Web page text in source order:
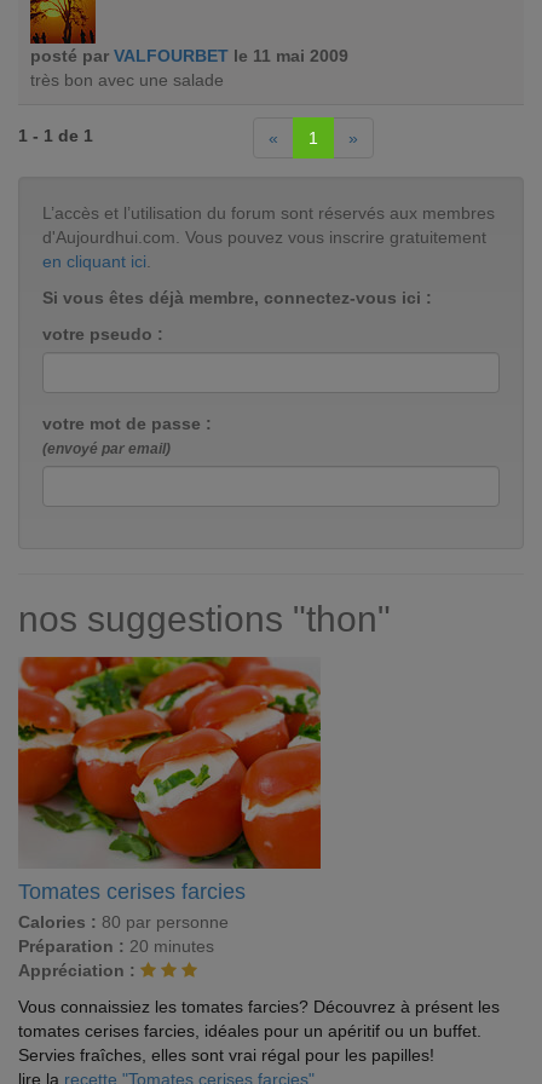
posté par VALFOURBET le 11 mai 2009
très bon avec une salade
1 - 1 de 1 « 1 »
L’accès et l’utilisation du forum sont réservés aux membres
d'Aujourdhui.com. Vous pouvez vous inscrire gratuitement
en cliquant ici.
Si vous êtes déjà membre, connectez-vous ici :
votre pseudo :
votre mot de passe :
(envoyé par email)
nos suggestions "thon"
Tomates cerises farcies
Calories : 80 par personne
Préparation : 20 minutes
Appréciation :
Vous connaissiez les tomates farcies? Découvrez à présent les
tomates cerises farcies, idéales pour un apéritif ou un buffet.
Servies fraîches, elles sont vrai régal pour les papilles!
lire la recette "Tomates cerises farcies"